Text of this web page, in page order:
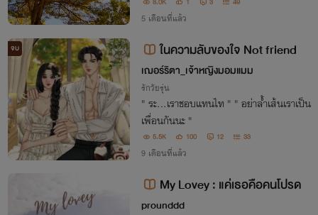
5 เดือนที่แล้ว
จบ ในความลับของใจ Not friend
เฌอร์ริตา_เจ้าหญิงมอมแมม
รักวัยรุ่น
" ระ...เราชอบแทนไท " " อย่าล้ำเส้นเราเป็น
เพื่อนกันนะ "
5.5K 100 12 33
9 เดือนที่แล้ว
My Lovey : แค่เธอคือคนโปรด
prounddd